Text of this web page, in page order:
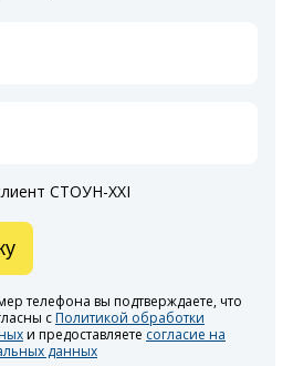
СТОУН-XXI
телефона вы подтверждаете, что
с Политикой обработки
и предоставляете согласие на
данных